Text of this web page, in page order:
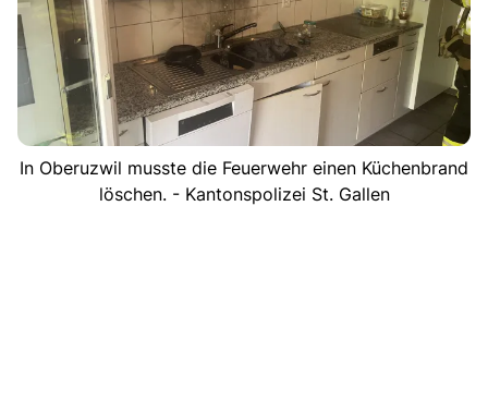
In Oberuzwil musste die Feuerwehr einen Küchenbrand
löschen. - Kantonspolizei St. Gallen